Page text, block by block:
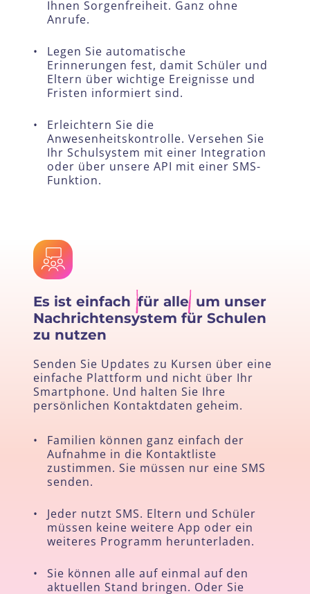
Ihnen Sorgenfreiheit. Ganz ohne
Anrufe.
•
Legen Sie automatische
Erinnerungen fest, damit Schüler und
Eltern über wichtige Ereignisse und
Fristen informiert sind.
•
Erleichtern Sie die
Anwesenheitskontrolle. Versehen Sie
Ihr Schulsystem mit einer Integration
oder über unsere API mit einer SMS-
Funktion.
Es ist einfach für alle um unser
Nachrichtensystem für Schulen
zu nutzen
Senden Sie Updates zu Kursen über eine
einfache Plattform und nicht über Ihr
Smartphone. Und halten Sie Ihre
persönlichen Kontaktdaten geheim.
•
Familien können ganz einfach der
Aufnahme in die Kontaktliste
zustimmen. Sie müssen nur eine SMS
senden.
•
Jeder nutzt SMS. Eltern und Schüler
müssen keine weitere App oder ein
weiteres Programm herunterladen.
•
Sie können alle auf einmal auf den
aktuellen Stand bringen. Oder Sie